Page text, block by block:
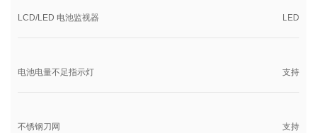
LCD/LED 电池监视器 LED
电池电量不足指示灯 支持
不锈钢刀网 支持